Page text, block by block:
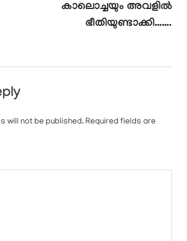
കാലൊച്ചയും അവളിൽ
ഭീതിയുണ്ടാക്കി…….
will not be published. Required fields are